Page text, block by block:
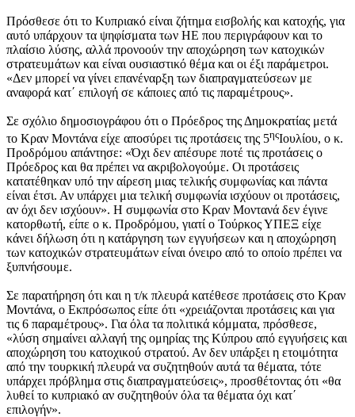
Πρόσθεσε ότι το Κυπριακό είναι ζήτημα εισβολής και κατοχής, για
αυτό υπάρχουν τα ψηφίσματα των ΗΕ που περιγράφουν και το
πλαίσιο λύσης, αλλά προνοούν την αποχώρηση των κατοχικών
στρατευμάτων και είναι ουσιαστικό θέμα και οι έξι παράμετροι.
«Δεν μπορεί να γίνει επανέναρξη των διαπραγματεύσεων με
αναφορά κατ΄ επιλογή σε κάποιες από τις παραμέτρους».
Σε σχόλιο δημοσιογράφου ότι ο Πρόεδρος της Δημοκρατίας μετά
το Κραν Μοντάνα είχε αποσύρει τις προτάσεις της 5ηςΙουλίου, ο κ.
Προδρόμου απάντησε: «Όχι δεν απέσυρε ποτέ τις προτάσεις ο
Πρόεδρος και θα πρέπει να ακριβολογούμε. Οι προτάσεις
κατατέθηκαν υπό την αίρεση μιας τελικής συμφωνίας και πάντα
είναι έτσι. Αν υπάρχει μια τελική συμφωνία ισχύουν οι προτάσεις,
αν όχι δεν ισχύουν». Η συμφωνία στο Κραν Μοντανά δεν έγινε
κατορθωτή, είπε ο κ. Προδρόμου, γιατί ο Τούρκος ΥΠΕΞ είχε
κάνει δήλωση ότι η κατάργηση των εγγυήσεων και η αποχώρηση
των κατοχικών στρατευμάτων είναι όνειρο από το οποίο πρέπει να
ξυπνήσουμε.
Σε παρατήρηση ότι και η τ/κ πλευρά κατέθεσε προτάσεις στο Κραν
Μοντάνα, ο Εκπρόσωπος είπε ότι «χρειάζονται προτάσεις και για
τις 6 παραμέτρους». Για όλα τα πολιτικά κόμματα, πρόσθεσε,
«λύση σημαίνει αλλαγή της ομηρίας της Κύπρου από εγγυήσεις και
αποχώρηση του κατοχικού στρατού. Αν δεν υπάρξει η ετοιμότητα
από την τουρκική πλευρά να συζητηθούν αυτά τα θέματα, τότε
υπάρχει πρόβλημα στις διαπραγματεύσεις», προσθέτοντας ότι «θα
λυθεί το κυπριακό αν συζητηθούν όλα τα θέματα όχι κατ΄
επιλογήν».